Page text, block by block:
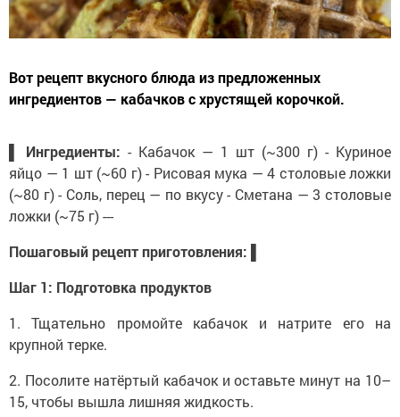
Вот рецепт вкусного блюда из предложенных
ингредиентов — кабачков с хрустящей корочкой.
▌ Ингредиенты: - Кабачок — 1 шт (~300 г) - Куриное
яйцо — 1 шт (~60 г) - Рисовая мука — 4 столовые ложки
(~80 г) - Соль, перец — по вкусу - Сметана — 3 столовые
ложки (~75 г) ---
Пошаговый рецепт приготовления:
Шаг 1: Подготовка продуктов
1. Тщательно промойте кабачок и натрите его на
крупной терке.
2. Посолите натёртый кабачок и оставьте минут на 10–
15, чтобы вышла лишняя жидкость.